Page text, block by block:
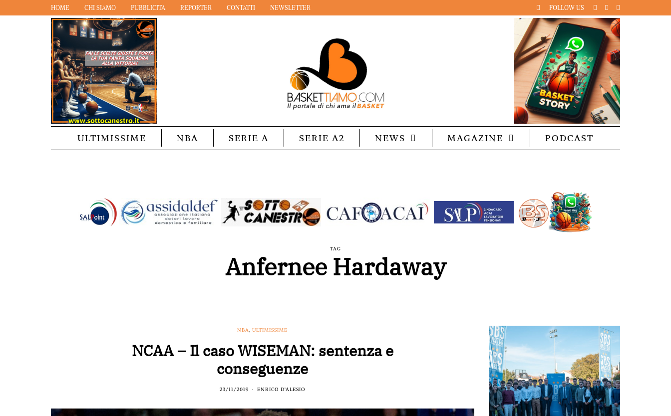
HOME CHI SIAMO PUBBLICITÀ REPORTER CONTATTI NEWSLETTER FOLLOW US
ULTIMISSIME NBA SERIE A SERIE A2 NEWS MAGAZINE PODCAST
TAG
Anfernee Hardaway
NBA,ULTIMISSIME
NCAA – Il caso WISEMAN: sentenza e
conseguenze
23/11/2019 ENRICO D'ALESIO